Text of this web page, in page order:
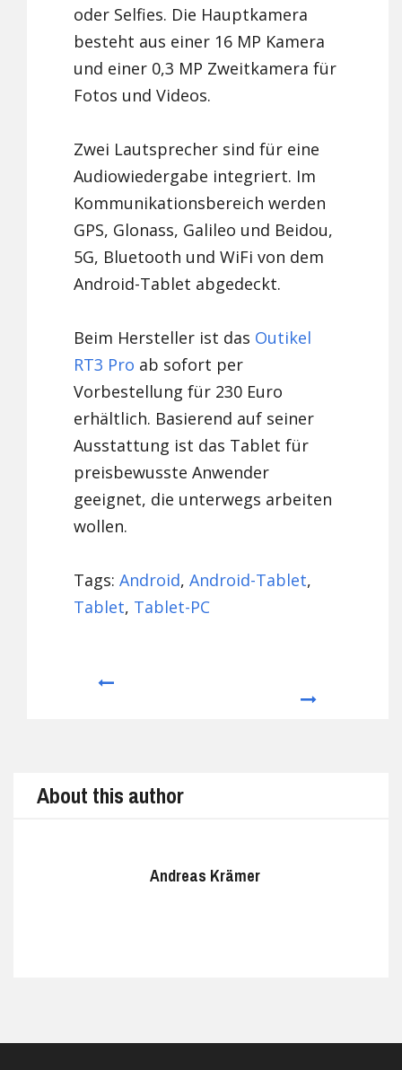
oder Selfies. Die Hauptkamera
besteht aus einer 16 MP Kamera
und einer 0,3 MP Zweitkamera für
Fotos und Videos.
Zwei Lautsprecher sind für eine
Audiowiedergabe integriert. Im
Kommunikationsbereich werden
GPS, Glonass, Galileo und Beidou,
5G, Bluetooth und WiFi von dem
Android-Tablet abgedeckt.
Beim Hersteller ist das Outikel
RT3 Pro ab sofort per
Vorbestellung für 230 Euro
erhältlich. Basierend auf seiner
Ausstattung ist das Tablet für
preisbewusste Anwender
geeignet, die unterwegs arbeiten
wollen.
Tags:Android,Android-Tablet,
Tablet, Tablet-PC
About this author
Andreas Krämer